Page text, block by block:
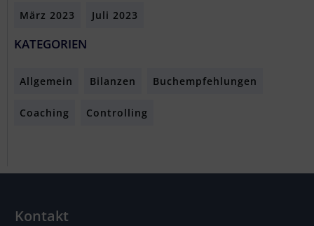
März 2023 Juli 2023
KATEGORIEN
Allgemein Bilanzen Buchempfehlungen
Coaching Controlling
Kontakt